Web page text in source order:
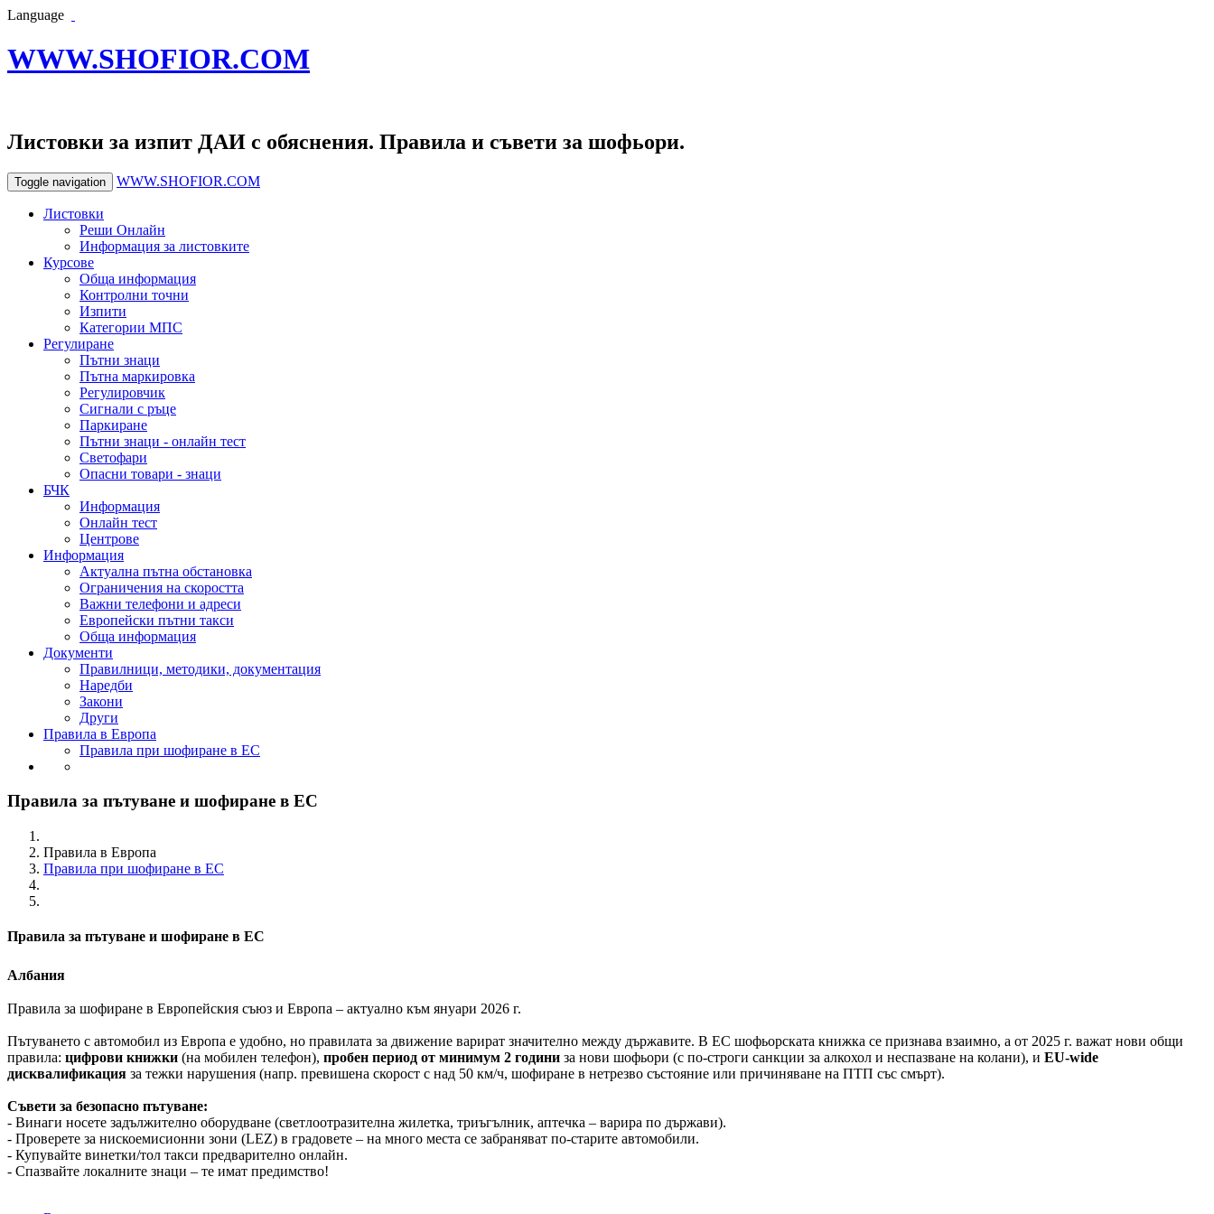
Language
WWW.SHOFIOR.COM
Листовки за изпит ДАИ с обяснения. Правила и съвети за шофьори.
Toggle navigation WWW.SHOFIOR.COM
Листовки
Реши Онлайн
Информация за листовките
Курсове
Обща информация
Контролни точни
Изпити
Категории МПС
Регулиране
Пътни знаци
Пътна маркировка
Регулировчик
Сигнали с ръце
Паркиране
Пътни знаци - онлайн тест
Светофари
Опасни товари - знаци
БЧК
Информация
Онлайн тест
Центрове
Информация
Актуална пътна обстановка
Ограничения на скоростта
Важни телефони и адреси
Европейски пътни такси
Обща информация
Документи
Правилници, методики, документация
Наредби
Закони
Други
Правила в Европа
Правила при шофиране в ЕС
Правила за пътуване и шофиране в ЕС
Правила в Европа
Правила при шофиране в ЕС
Правила за пътуване и шофиране в ЕС
Албания
Правила за шофиране в Европейския съюз и Европа – актуално към януари 2026 г.
Пътуването с автомобил из Европа е удобно, но правилата за движение варират значително между държавите. В ЕС шофьорската книжка се признава взаимно, а от 2025 г. важат нови общи
правила: цифрови книжки (на мобилен телефон), пробен период от минимум 2 години за нови шофьори (с по-строги санкции за алкохол и неспазване на колани), и EU-wide
дисквалификация за тежки нарушения (напр. превишена скорост с над 50 км/ч, шофиране в нетрезво състояние или причиняване на ПТП със смърт).
Съвети за безопасно пътуване:
- Винаги носете задължително оборудване (светлоотразителна жилетка, триъгълник, аптечка – варира по държави).
- Проверете за нискоемисионни зони (LEZ) в градовете – на много места се забраняват по-старите автомобили.
- Купувайте винетки/тол такси предварително онлайн.
- Спазвайте локалните знаци – те имат предимство!